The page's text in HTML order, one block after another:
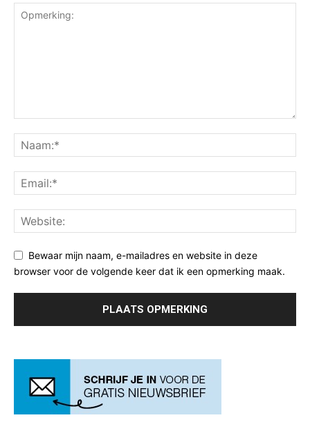
Bewaar mijn naam, e-mailadres en website in deze
browser voor de volgende keer dat ik een opmerking maak.